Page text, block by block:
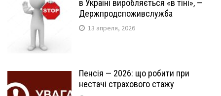
в Україні виробляється «в тіні», —
Держпродспоживслужба
13 апреля, 2026
Пенсія — 2026: що робити при
нестачі страхового стажу